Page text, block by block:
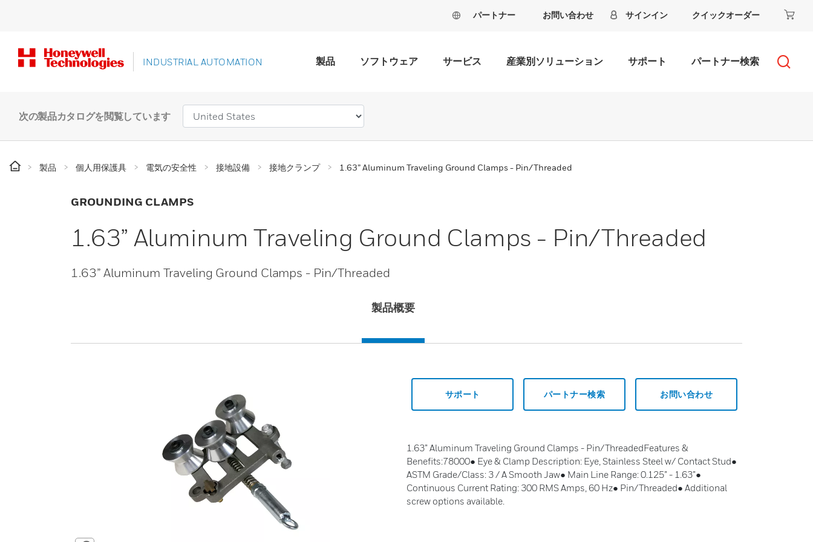
パートナー お問い合わせ サインイン クイックオーダー
INDUSTRIAL AUTOMATION 製品 ソフトウェア サービス 産業別ソリューション サポート パートナー検索
次の製品カタログを閲覧しています
製品 個人用保護具 電気の安全性 接地設備 接地クランプ 1.63” Aluminum Traveling Ground Clamps - Pin/Threaded
GROUNDING CLAMPS
1.63” Aluminum Traveling Ground Clamps - Pin/Threaded
1.63” Aluminum Traveling Ground Clamps - Pin/Threaded
製品概要
サポート パートナー検索 お問い合わせ
1.63” Aluminum Traveling Ground Clamps - Pin/ThreadedFeatures &
Benefits:78000● Eye & Clamp Description: Eye, Stainless Steel w/ Contact Stud●
ASTM Grade/Class: 3 / A Smooth Jaw● Main Line Range: 0.125” - 1.63”●
Continuous Current Rating: 300 RMS Amps, 60 Hz● Pin/Threaded● Additional
screw options available.